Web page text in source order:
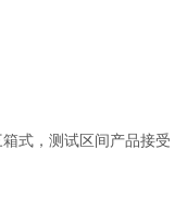
式，测试区间产品接受
）